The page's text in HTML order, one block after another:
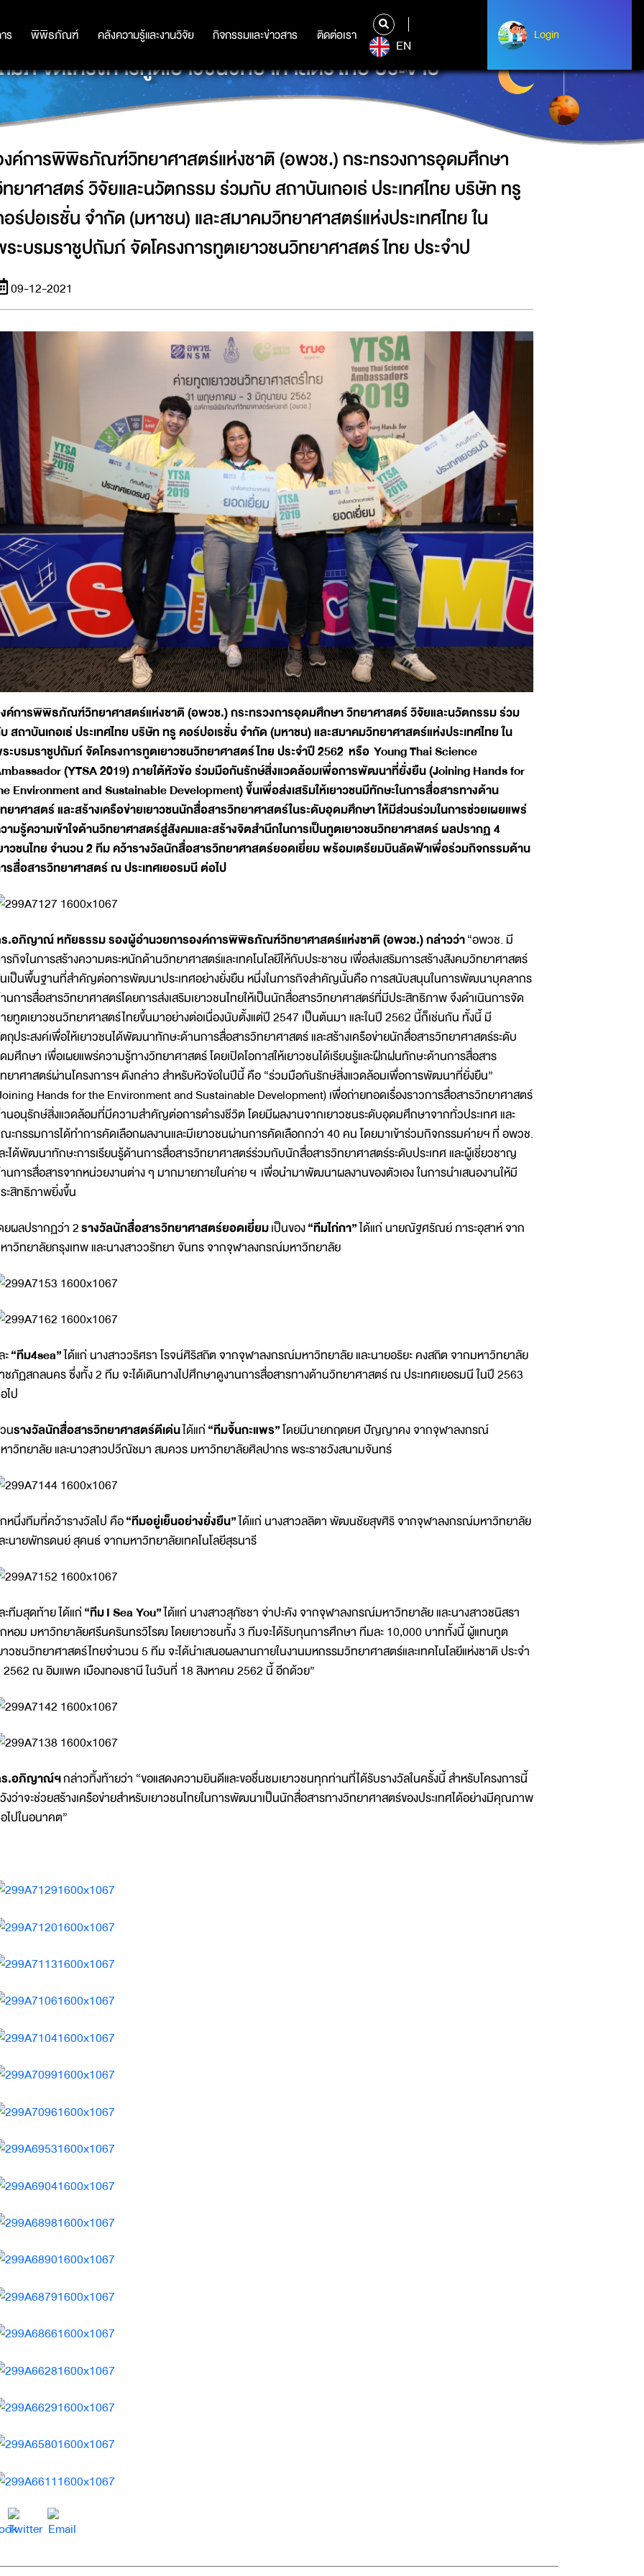
ร พิพิธภัณฑ์ คลังความรู้และงานวิจัย กิจกรรมและข่าวสาร ติดต่อเรา
ร พิพิธภัณฑ์ คลังความรู้และงานวิจัย กิจกรรมและข่าวสาร ติดต่อเรา
EN
Login
Login
(อพวช.) กระทรวงการอุดมศึกษา วิทยาศาสตร์ วิจัยและนวัตกรรม ร่วมกับ
คอร์ปอเรชั่น จำกัด (มหาชน) และสมาคมวิทยาศาสตร์แห่งประเทศไทย ใน
ภ์ จัดโครงการทูตเยาวชนวิทยาศาสตร์ไทย ประจำป
ค์การพิพิธภัณฑ์วิทยาศาสตร์แห่งชาติ (อพวช.) กระทรวงการอุดมศึกษา
ยาศาสตร์ วิจัยและนวัตกรรม ร่วมกับ สถาบันเกอเธ่ ประเทศไทย บริษัท ทรู
ร์ปอเรชั่น จำกัด (มหาชน) และสมาคมวิทยาศาสตร์แห่งประเทศไทย ใน
ะบรมราชูปถัมภ์ จัดโครงการทูตเยาวชนวิทยาศาสตร์ไทย ประจำป
09-12-2021
ค์การพิพิธภัณฑ์วิทยาศาสตร์แห่งชาติ (อพวช.) กระทรวงการอุดมศึกษา วิทยาศาสตร์ วิจัยและนวัตกรรม ร่วม
สถาบันเกอเธ่ ประเทศไทย บริษัท ทรู คอร์ปอเรชั่น จำกัด (มหาชน) และสมาคมวิทยาศาสตร์แห่งประเทศไทย ใน
ะบรมราชูปถัมภ์ จัดโครงการทูตเยาวชนวิทยาศาสตร์ไทย ประจำปี 2562 หรือ Young Thai Science
(YTSA 2019) ภายใต้หัวข้อ ร่วมมือกันรักษ์สิ่งแวดล้อมเพื่อการพัฒนาที่ยั่งยืน (Joining Hands for
Environment and Sustainable Development) ขึ้นเพื่อส่งเสริมให้เยาวชนมีทักษะในการสื่อสารทางด้าน
ยาศาสตร์ และสร้างเครือข่ายเยาวชนนักสื่อสารวิทยาศาสตร์ในระดับอุดมศึกษา ให้มีส่วนร่วมในการช่วยเผยแพร่
ามรู้ความเข้าใจด้านวิทยาศาสตร์สู่สังคมและสร้างจิตสำนึกในการเป็นทูตเยาวชนวิทยาศาสตร์ ผลปรากฏ 4
าวชนไทย จำนวน 2 ทีม คว้ารางวัลนักสื่อสารวิทยาศาสตร์ยอดเยี่ยม พร้อมเตรียมบินลัดฟ้าเพื่อร่วมกิจกรรมด้าน
รสื่อสารวิทยาศาสตร์ ณ ประเทศเยอรมนี ต่อไป
.อภิญาณ์ หทัยธรรม รองผู้อำนวยการองค์การพิพิธภัณฑ์วิทยาศาสตร์แห่งชาติ (อพวช.) กล่าวว่า“อพวช. มี
รกิจในการสร้างความตระหนักด้านวิทยาศาสตร์และเทคโนโลยีให้กับประชาชน เพื่อส่งเสริมการสร้างสังคมวิทยาศาสตร์
เป็นพื้นฐานที่สำคัญต่อการพัฒนาประเทศอย่างยั่งยืน หนึ่งในภารกิจสำคัญนั้นคือ การสนับสนุนในการพัฒนาบุคลากร
นการสื่อสารวิทยาศาสตร์โดยการส่งเสริมเยาวชนไทยให้เป็นนักสื่อสารวิทยาศาสตร์ที่มีประสิทธิภาพ จึงดำเนินการจัด
ยทูตเยาวชนวิทยาศาสตร์ไทยขึ้นมาอย่างต่อเนื่องนับตั้งแต่ปี 2547 เป็นต้นมา และในปี 2562 นี้ก็เช่นกัน ทั้งนี้ มี
ถุประสงค์เพื่อให้เยาวชนได้พัฒนาทักษะด้านการสื่อสารวิทยาศาสตร์ และสร้างเครือข่ายนักสื่อสารวิทยาศาสตร์ระดับ
มศึกษา เพื่อเผยแพร่ความรู้ทางวิทยาศาสตร์ โดยเปิดโอกาสให้เยาวชนได้เรียนรู้และฝึกฝนทักษะด้านการสื่อสาร
ยาศาสตร์ผ่านโครงการฯ ดังกล่าว สำหรับหัวข้อในปีนี้ คือ “ร่วมมือกันรักษ์สิ่งแวดล้อมเพื่อการพัฒนาที่ยั่งยืน”
Hands for the Environment and Sustainable Development) เพื่อถ่ายทอดเรื่องราวการสื่อสารวิทยาศาสตร์
นอนุรักษ์สิ่งแวดล้อมที่มีความสำคัญต่อการดำรงชีวิต โดยมีผลงานจากเยาวชนระดับอุดมศึกษาจากทั่วประเทศ และ
ะกรรมการได้ทำการคัดเลือกผลงานและมีเยาวชนผ่านการคัดเลือกกว่า 40 คน โดยมาเข้าร่วมกิจกรรมค่ายฯ ที่ อพวช.
ะได้พัฒนาทักษะการเรียนรู้ด้านการสื่อสารวิทยาศาสตร์ร่วมกับนักสื่อสารวิทยาศาสตร์ระดับประเทศ และผู้เชี่ยวชาญ
นการสื่อสารจากหน่วยงานต่าง ๆ มากมายภายในค่าย ฯ เพื่อนำมาพัฒนาผลงานของตัวเอง ในการนำเสนองานให้มี
ะสิทธิภาพยิ่งขึ้น
ยผลปรากฏว่า 2รางวัลนักสื่อสารวิทยาศาสตร์ยอดเยี่ยมเป็นของ“ทีมไก่กา”ได้แก่ นายณัฐศรัณย์ ภาระอุสาห์ จาก
าวิทยาลัยกรุงเทพ และนางสาววรัทยา จันทร จากจุฬาลงกรณ์มหาวิทยาลัย
ะ“ทีม4sea”ได้แก่ นางสาววริศรา โรจน์ศิริสถิต จากจุฬาลงกรณ์มหาวิทยาลัย และนายอริยะ คงสถิต จากมหาวิทยาลัย
ชภัฏสกลนคร ซึ่งทั้ง 2 ทีม จะได้เดินทางไปศึกษาดูงานการสื่อสารทางด้านวิทยาศาสตร์ ณ ประเทศเยอรมนี ในปี 2563
ไป
นรางวัลนักสื่อสารวิทยาศาสตร์ดีเด่นได้แก่“ทีมจิ้นกะแพร”โดยมีนายกฤตยศ ปัญญาคง จากจุฬาลงกรณ์
าวิทยาลัย และนาวสาวปวีณัชมา สมควร มหาวิทยาลัยศิลปากร พระราชวังสนามจันทร์
หนึ่งทีมที่คว้ารางวัลไป คือ“ทีมอยู่เย็นอย่างยั่งยืน”ได้แก่ นางสาวลลิตา พัฒนชัยสุขศิริ จากจุฬาลงกรณ์มหาวิทยาลัย
ะนายพัทรดนย์ สุคนธ์ จากมหาวิทยาลัยเทคโนโลยีสุรนารี
ะทีมสุดท้าย ได้แก่“ทีมI Sea You”ได้แก่ นางสาวสุภัชชา จ่าปะคัง จากจุฬาลงกรณ์มหาวิทยาลัย และนางสาวชนิสรา
หอม มหาวิทยาลัยศรีนครินทรวิโรฒ โดยเยาวชนทั้ง 3 ทีมจะได้รับทุนการศึกษา ทีมละ 10,000 บาททั้งนี้ ผู้แทนทูต
าวชนวิทยาศาสตร์ไทยจำนวน 5 ทีม จะได้นำเสนอผลงานภายในงานมหกรรมวิทยาศาสตร์และเทคโนโลยีแห่งชาติ ประจำ
ณ อิมแพค เมืองทองธานี ในวันที่ 18 สิงหาคม 2562 นี้ อีกด้วย”
.อภิญาณ์ฯกล่าวทิ้งท้ายว่า “ขอแสดงความยินดีและขอชื่นชมเยาวชนทุกท่านที่ได้รับรางวัลในครั้งนี้ สำหรับโครงการนี้
งว่าจะช่วยสร้างเครือข่ายสำหรับเยาวชนไทยในการพัฒนาเป็นนักสื่อสารทางวิทยาศาสตร์ของประเทศได้อย่างมีคุณภาพ
ไปในอนาคต”